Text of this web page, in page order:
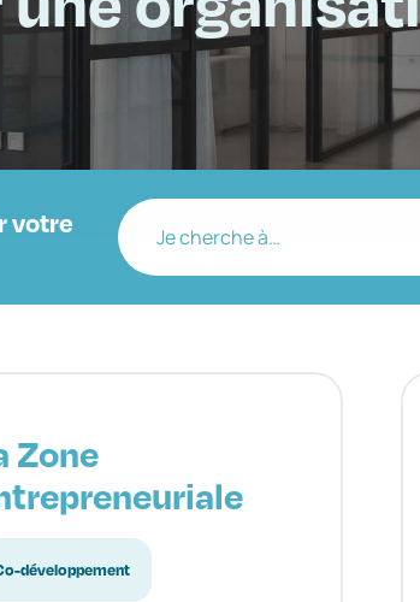
votre
Je cherche à…
Zone
développement